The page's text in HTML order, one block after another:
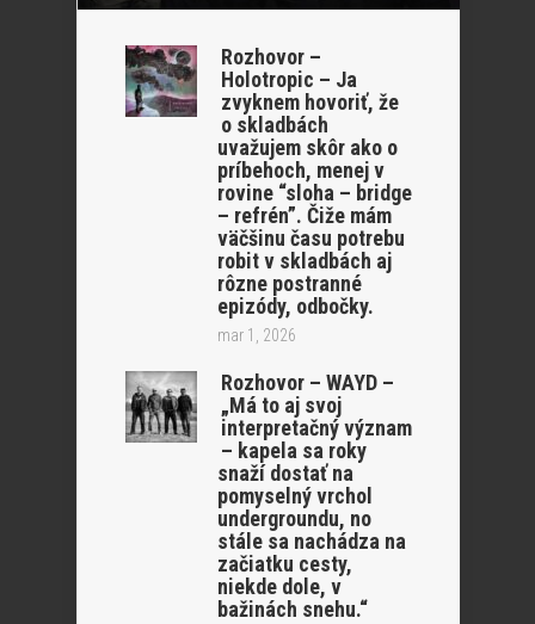
Rozhovor –
Holotropic – Ja
zvyknem hovoriť, že
o skladbách
uvažujem skôr ako o
príbehoch, menej v
rovine “sloha – bridge
– refrén”. Čiže mám
väčšinu času potrebu
robit v skladbách aj
rôzne postranné
epizódy, odbočky.
mar 1, 2026
Rozhovor – WAYD –
„Má to aj svoj
interpretačný význam
– kapela sa roky
snaží dostať na
pomyselný vrchol
undergroundu, no
stále sa nachádza na
začiatku cesty,
niekde dole, v
bažinách snehu.“